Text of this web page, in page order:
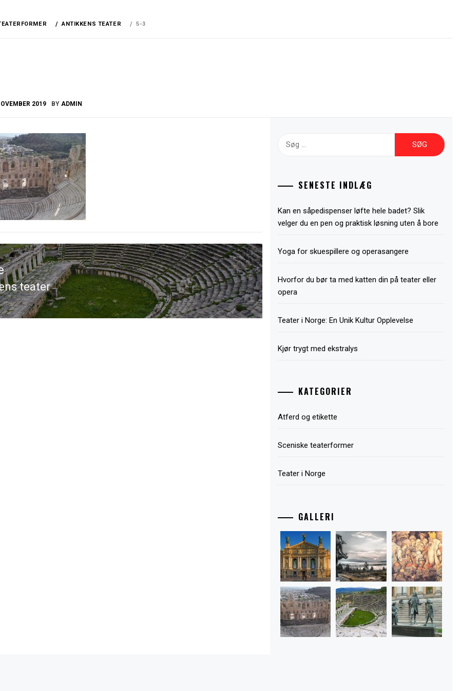
ANTIKKENS TEATER 5-3
2019 BY ADMIN
teater
efter:
SENESTE INDLÆG
Kan en såpedispenser løfte hele badet? Slik
velger du en pen og praktisk løsning uten å bore
Yoga for skuespillere og operasangere
Hvorfor du bør ta med katten din på teater eller
opera
Teater i Norge: En Unik Kultur Opplevelse
Kjør trygt med ekstralys
KATEGORIER
Atferd og etikette
Sceniske teaterformer
Teater i Norge
GALLERI